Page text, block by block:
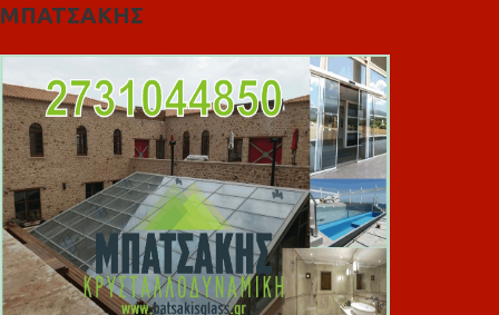
ΜΠΑΤΣΑΚΗΣ